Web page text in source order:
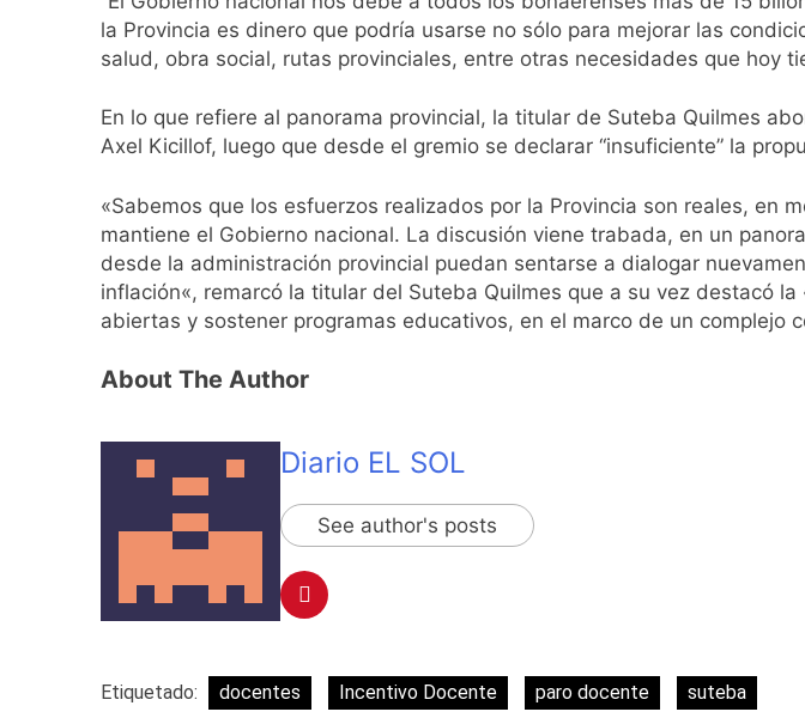
La Fiscalía rechazó el pedido para suspender el
2 Días Atrás
67 barrios full LED en Florencio Varela
El temporal se despide del AMBA: cuándo
2 Días Atrás
2 Días Atrás
la Provincia es dinero que podría usarse no sólo para mejorar las
salud, obra social, rutas provinciales, entre otras necesidades que hoy
En lo que refiere al panorama provincial, la titular de Suteba Quilmes
Axel Kicillof, luego que desde el gremio se declarar “insuficiente” la
«Sabemos que los esfuerzos realizados por la Provincia son reales, en
mantiene el Gobierno nacional. La discusión viene trabada, en un
desde la administración provincial puedan sentarse a dialogar
inflación«, remarcó la titular del Suteba Quilmes que a su vez destacó
abiertas y sostener programas educativos, en el marco de un complejo
About The Author
Diario EL SOL
See author's posts
Etiquetado: docentes Incentivo Docente paro docente suteba